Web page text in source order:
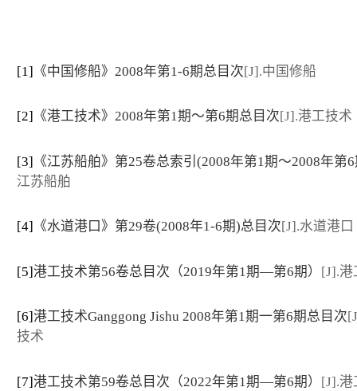
[1] 《中国修船》2008年第1-6期总目次[J].中国修船
[2] 《港工技术》2008年第1期～第6期总目次[J].港工技术
[3] 《江苏船舶》第25卷总索引(2008年第1期～2008年第
江苏船舶
[4] 《水道港口》第29卷(2008年1-6期)总目次[J].水道港口
[5]港工技术第56卷总目次（2019年第1期—第6期） [J].港
[6]港工技术Ganggong Jishu 2008年第1期一第6期总目次
技术
[7]港工技术第59卷总目次（2022年第1期—第6期） [J].港